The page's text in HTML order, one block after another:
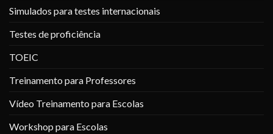
Simulados para testes internacionais
Testes de proficiência
TOEIC
Treinamento para Professores
Vídeo Treinamento para Escolas
Workshop para Escolas